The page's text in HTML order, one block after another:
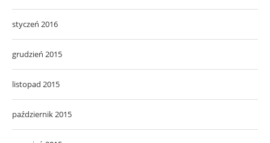
styczeń 2016
grudzień 2015
listopad 2015
październik 2015